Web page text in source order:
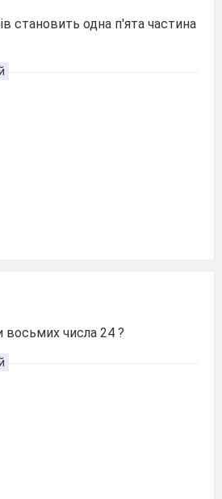
становить одна п′ята частина
числа 24 ?